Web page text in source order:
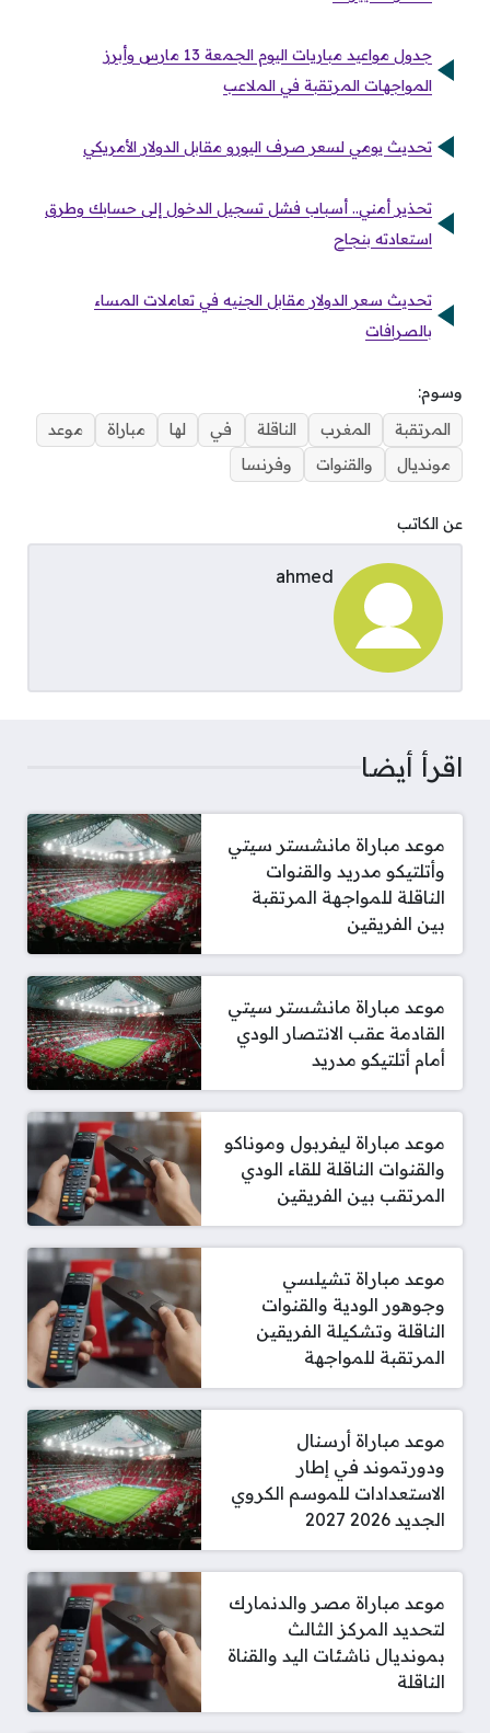
جدول مواعيد مباريات اليوم الجمعة 13 مارس وأبرز
المواجهات المرتقبة في الملاعب
تحديث يومي لسعر صرف اليورو مقابل الدولار الأمريكي
تحذير أمني.. أسباب فشل تسجيل الدخول إلى حسابك وطرق
استعادته بنجاح
تحديث سعر الدولار مقابل الجنيه في تعاملات المساء
بالصرافات
وسوم:
المرتقبة
المغرب الناقلة في لها مباراة
موعد
مونديال
والقنوات وفرنسا
عن الكاتب
ahmed
اقرأ أيضا
موعد مباراة مانشستر سيتي
وأتلتيكو مدريد والقنوات
الناقلة للمواجهة المرتقبة
بين الفريقين
موعد مباراة مانشستر سيتي
القادمة عقب الانتصار الودي
أمام أتلتيكو مدريد
موعد مباراة ليفربول وموناكو
والقنوات الناقلة للقاء الودي
المرتقب بين الفريقين
موعد مباراة تشيلسي
وجوهور الودية والقنوات
الناقلة وتشكيلة الفريقين
المرتقبة للمواجهة
موعد مباراة أرسنال
ودورتموند في إطار
الاستعدادات للموسم الكروي
الجديد 2026 2027
موعد مباراة مصر والدنمارك
لتحديد المركز الثالث
بمونديال ناشئات اليد والقناة
الناقلة